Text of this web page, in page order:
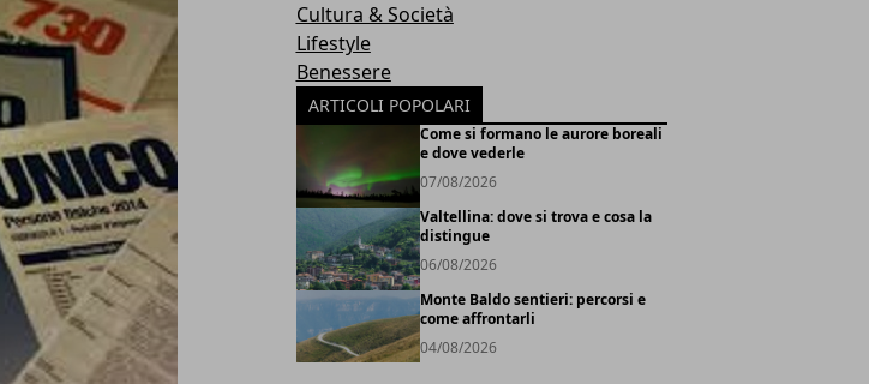
Cultura & Società
Lifestyle
Benessere
ARTICOLI POPOLARI
Come si formano le aurore boreali
e dove vederle
07/08/2026
Valtellina: dove si trova e cosa la
distingue
06/08/2026
Monte Baldo sentieri: percorsi e
come affrontarli
04/08/2026